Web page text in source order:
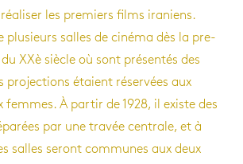
les pre­miers films ira­niens.
plu­sieurs salles de cinéma dès la pre­
XXè siècle où sont pré­sen­tés des
pro­jec­tions étaient réser­vées aux
femmes. À par­tir de 1928, il existe des
par une tra­vée cen­trale, et à
salles seront com­munes aux deux